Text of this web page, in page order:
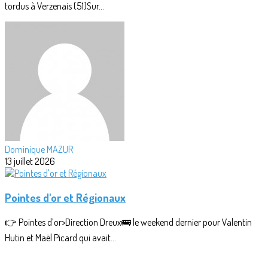
tordus à Verzenais (51)Sur...
Dominique MAZUR
13 juillet 2026
Pointes d'or et Régionaux
👉 Pointes d’or>Direction Dreux🚌 le weekend dernier pour Valentin
Hutin et Maël Picard qui avait...